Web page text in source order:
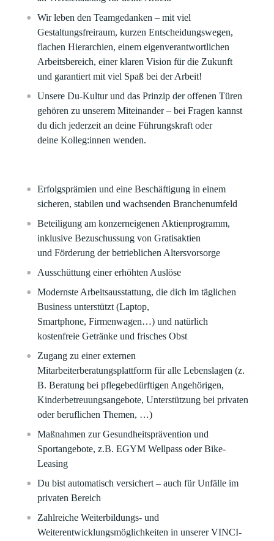
Wir leben den Teamgedanken – mit viel
Gestaltungsfreiraum, kurzen Entscheidungswegen,
flachen Hierarchien, einem eigenverantwortlichen
Arbeitsbereich, einer klaren Vision für die Zukunft
und garantiert mit viel Spaß bei der Arbeit!​
Unsere Du-Kultur und das Prinzip der offenen Türen
gehören zu unserem Miteinander – bei Fragen kannst
du dich jederzeit an deine Führungskraft oder
deine Kolleg:innen wenden.
Erfolgsprämien und eine Beschäftigung in einem
sicheren, stabilen und wachsenden Branchenumfeld​
Beteiligung am konzerneigenen Aktienprogramm,
inklusive Bezuschussung von Gratisaktien
und Förderung der betrieblichen Altersvorsorge​
Ausschüttung einer erhöhten Auslöse
Modernste Arbeitsausstattung, die dich im täglichen
Business unterstützt (Laptop,
Smartphone, Firmenwagen…) und natürlich
kostenfreie Getränke und frisches Obst
Zugang zu einer externen
Mitarbeiterberatungsplattform für alle Lebenslagen (z.
B. Beratung bei pflegebedürftigen Angehörigen,
Kinderbetreuungsangebote, Unterstützung bei privaten
oder beruflichen Themen, …)
Maßnahmen zur Gesundheitsprävention und
Sportangebote, z.B. EGYM Wellpass oder Bike-
Leasing
Du bist automatisch versichert – auch für Unfälle im
privaten Bereich
Zahlreiche Weiterbildungs- und
Weiterentwicklungsmöglichkeiten in unserer VINCI-